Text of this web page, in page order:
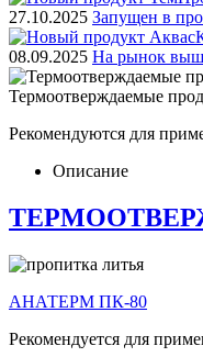
27.10.2025 Запущен в
08.09.2025 На рынок
Термоотверждаемые
Рекомендуются для
Описание
АНАТЕРМ ПК-80
Рекомендуется для